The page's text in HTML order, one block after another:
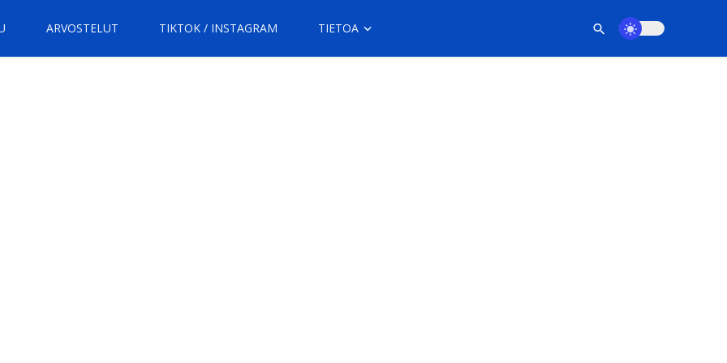
ARVOSTELUT TIKTOK / INSTAGRAM TIETOA